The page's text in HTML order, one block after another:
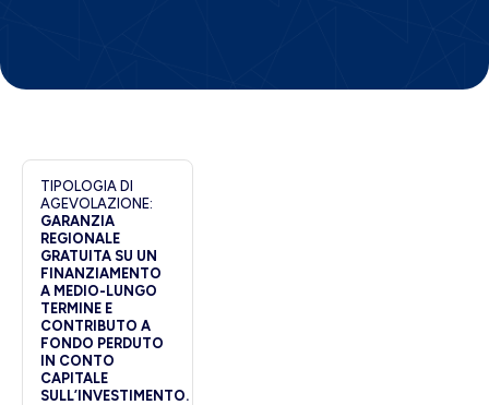
TIPOLOGIA DI
AGEVOLAZIONE:
GARANZIA
REGIONALE
GRATUITA SU UN
FINANZIAMENTO
A MEDIO-LUNGO
TERMINE E
CONTRIBUTO A
FONDO PERDUTO
IN CONTO
CAPITALE
SULL’INVESTIMENTO.